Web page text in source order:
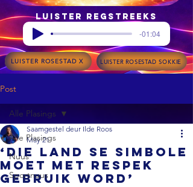
Luister regstreeks
-01:04
LUISTER ROSESTAD X LUISTER ROSESTAD SOKKIE
Post
Alle Plasings
Nuus
Sportnuus
Alle Plasings
‘Die land se simbole
moet met respek
gebruik word’
Saamgestel deur Ilde Roos
May 21